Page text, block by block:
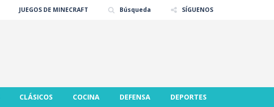
JUEGOS DE MINECRAFT Búsqueda SÍGUENOS
CLÁSICOS COCINA DEFENSA DEPORTES